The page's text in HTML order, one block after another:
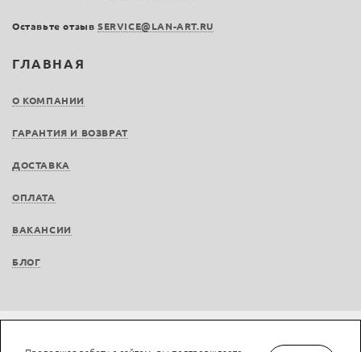
ГЛАВНАЯ
О КОМПАНИИ
ГАРАНТИЯ И ВОЗВРАТ
ДОСТАВКА
ОПЛАТА
ВАКАНСИИ
БЛОГ
Оставьте отзыв SERVICE@LAN-ART.RU